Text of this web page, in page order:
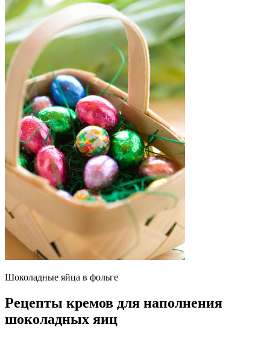
Шоколадные яйца в фольге
Рецепты кремов для наполнения
шоколадных яиц